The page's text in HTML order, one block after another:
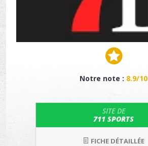
Notre note : 8.9/10
SITE DE
711 SPORTS
FICHE DÉTAILLÉE